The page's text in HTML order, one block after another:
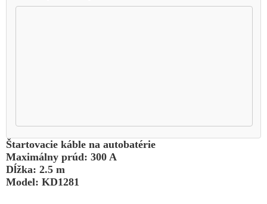
Štartovacie káble na autobatérie
Maximálny prúd: 300 A
Dĺžka: 2.5 m
Model: KD1281